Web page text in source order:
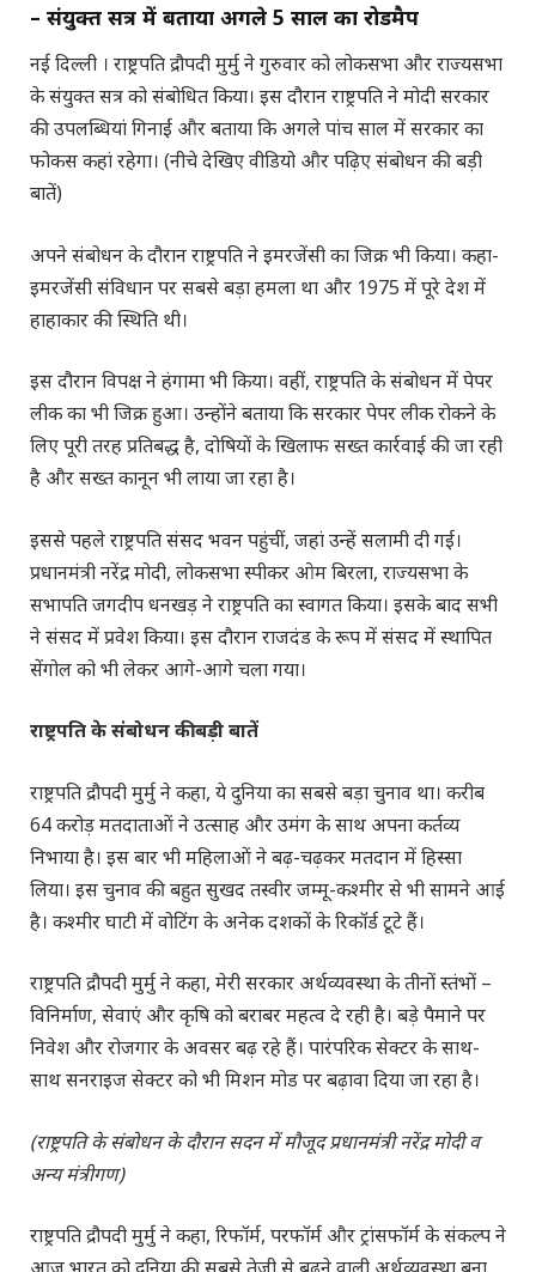
– संयुक्त सत्र में बताया अगले 5 साल का रोडमैप
नई दिल्ली । राष्ट्रपति द्रौपदी मुर्मु ने गुरुवार को लोकसभा और राज्यसभा
के संयुक्त सत्र को संबोधित किया। इस दौरान राष्ट्रपति ने मोदी सरकार
की उपलब्धियां गिनाईं और बताया कि अगले पांच साल में सरकार का
फोकस कहां रहेगा। (नीचे देखिए वीडियो और पढ़िए संबोधन की बड़ी
बातें)
अपने संबोधन के दौरान राष्ट्रपति ने इमरजेंसी का जिक्र भी किया। कहा-
इमरजेंसी संविधान पर सबसे बड़ा हमला था और 1975 में पूरे देश में
हाहाकार की स्थिति थी।
इस दौरान विपक्ष ने हंगामा भी किया। वहीं, राष्ट्रपति के संबोधन में पेपर
लीक का भी जिक्र हुआ। उन्होंने बताया कि सरकार पेपर लीक रोकने के
लिए पूरी तरह प्रतिबद्ध है, दोषियों के खिलाफ सख्त कार्रवाई की जा रही
है और सख्त कानून भी लाया जा रहा है।
इससे पहले राष्ट्रपति संसद भवन पहुंचीं, जहां उन्हें सलामी दी गई।
प्रधानमंत्री नरेंद्र मोदी, लोकसभा स्पीकर ओम बिरला, राज्यसभा के
सभापति जगदीप धनखड़ ने राष्ट्रपति का स्वागत किया। इसके बाद सभी
ने संसद में प्रवेश किया। इस दौरान राजदंड के रूप में संसद में स्थापित
सेंगोल को भी लेकर आगे-आगे चला गया।
राष्ट्रपति के संबोधन की बड़ी बातें
राष्ट्रपति द्रौपदी मुर्मु ने कहा, ये दुनिया का सबसे बड़ा चुनाव था। करीब
64 करोड़ मतदाताओं ने उत्साह और उमंग के साथ अपना कर्तव्य
निभाया है। इस बार भी महिलाओं ने बढ़-चढ़कर मतदान में हिस्सा
लिया। इस चुनाव की बहुत सुखद तस्वीर जम्मू-कश्मीर से भी सामने आई
है। कश्मीर घाटी में वोटिंग के अनेक दशकों के रिकॉर्ड टूटे हैं।
राष्ट्रपति द्रौपदी मुर्मु ने कहा, मेरी सरकार अर्थव्यवस्था के तीनों स्तंभों –
विनिर्माण, सेवाएं और कृषि को बराबर महत्व दे रही है। बड़े पैमाने पर
निवेश और रोजगार के अवसर बढ़ रहे हैं। पारंपरिक सेक्टर के साथ-
साथ सनराइज सेक्टर को भी मिशन मोड पर बढ़ावा दिया जा रहा है।
(राष्ट्रपति के संबोधन के दौरान सदन में मौजूद प्रधानमंत्री नरेंद्र मोदी व
अन्य मंत्रीगण)
राष्ट्रपति द्रौपदी मुर्मु ने कहा, रिफॉर्म, परफॉर्म और ट्रांसफॉर्म के संकल्प ने